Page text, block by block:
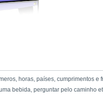
horas, países, cumprimentos e
bebida, perguntar pelo caminho